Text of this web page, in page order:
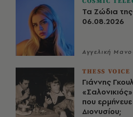
Τα Ζώδια
06.08.2026
Αγγελική
THESS VOICE
Γιάννης
που
Διονυσίου;